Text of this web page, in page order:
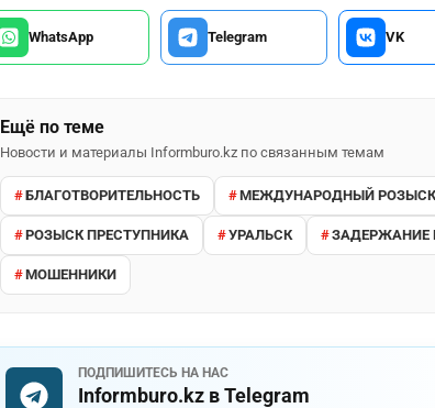
WhatsApp Telegram VK
Ещё по теме
Новости и материалы Informburo.kz по связанным темам
БЛАГОТВОРИТЕЛЬНОСТЬ МЕЖДУНАРОДНЫЙ РОЗЫСК
РОЗЫСК ПРЕСТУПНИКА УРАЛЬСК ЗАДЕРЖАНИЕ
МОШЕННИКИ
ПОДПИШИТЕСЬ НА НАС
Informburo.kz в Telegram